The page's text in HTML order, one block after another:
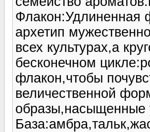
Флакон:Удлиненная
архетип
всех культурах,а
бесконечном
флакон,чтобы
величественной
образы,насыщенные